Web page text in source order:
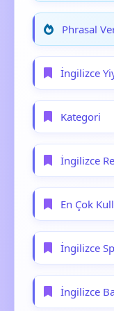
Phrasal
İngilizce
Kategori
İngilizce
En Çok
İngilizce
İngilizce